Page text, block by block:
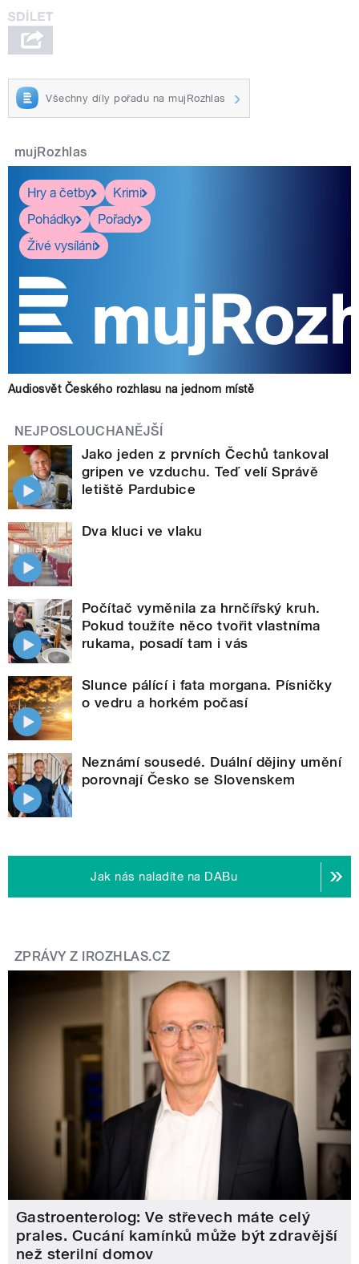
Všechny díly pořadu na mujRozhlas
mujRozhlas
Hry a četby
Krimi
Pohádky
Pořady
Živé vysílání
Audiosvět Českého rozhlasu na jednom místě
NEJPOSLOUCHANĚJŠÍ
Jako jeden z prvních Čechů tankoval
gripen ve vzduchu. Teď velí Správě
letiště Pardubice
Dva kluci ve vlaku
Počítač vyměnila za hrnčířský kruh.
Pokud toužíte něco tvořit vlastníma
rukama, posadí tam i vás
Slunce pálící i fata morgana. Písničky
o vedru a horkém počasí
Neznámí sousedé. Duální dějiny umění
porovnají Česko se Slovenskem
Jak nás naladíte na DABu
ZPRÁVY Z IROZHLAS.CZ
Gastroenterolog: Ve střevech máte celý
prales. Cucání kamínků může být zdravější
než sterilní domov